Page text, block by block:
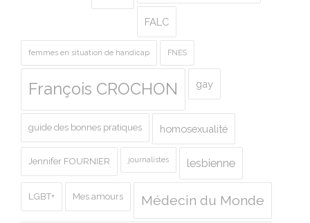
FALC
femmes en situation de handicap FNES
François CROCHON gay
guide des bonnes pratiques homosexualité
Jennifer FOURNIER journalistes lesbienne
LGBT+ Mes amours Médecin du Monde